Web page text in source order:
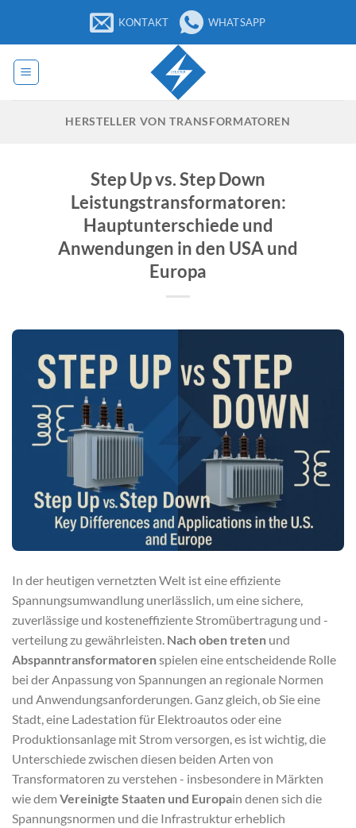
springen
KONTAKT WHATSAPP
HERSTELLER VON TRANSFORMATOREN
Step Up vs. Step Down
Leistungstransformatoren:
Hauptunterschiede und
Anwendungen in den USA und
Europa
In der heutigen vernetzten Welt ist eine effiziente
Spannungsumwandlung unerlässlich, um eine sichere,
zuverlässige und kosteneffiziente Stromübertragung und -
verteilung zu gewährleisten. Nach oben treten und
Abspanntransformatorenspielen eine entscheidende Rolle
bei der Anpassung von Spannungen an regionale Normen
und Anwendungsanforderungen. Ganz gleich, ob Sie eine
Stadt, eine Ladestation für Elektroautos oder eine
Produktionsanlage mit Strom versorgen, es ist wichtig, die
Unterschiede zwischen diesen beiden Arten von
Transformatoren zu verstehen - insbesondere in Märkten
wie dem Vereinigte Staaten und Europain denen sich die
Spannungsnormen und die Infrastruktur erheblich